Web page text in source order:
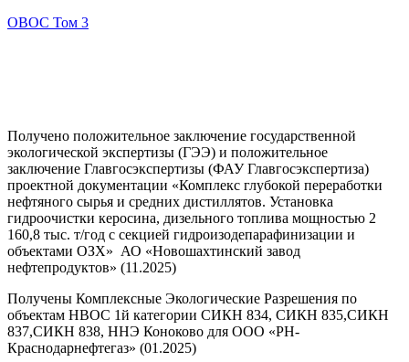
ОВОС Том 3
Получено положительное заключение государственной
экологической экспертизы (ГЭЭ) и положительное
заключение Главгосэкспертизы (ФАУ Главгосэкспертиза)
проектной документации «Комплекс глубокой переработки
нефтяного сырья и средних дистиллятов. Установка
гидроочистки керосина, дизельного топлива мощностью 2
160,8 тыс. т/год с секцией гидроизодепарафинизации и
объектами ОЗХ» АО «Новошахтинский завод
нефтепродуктов» (11.2025)
Получены Комплексные Экологические Разрешения по
объектам НВОС 1й категории СИКН 834, СИКН 835,СИКН
837,СИКН 838, ННЭ Коноково для ООО «РН-
Краснодарнефтегаз» (01.2025)